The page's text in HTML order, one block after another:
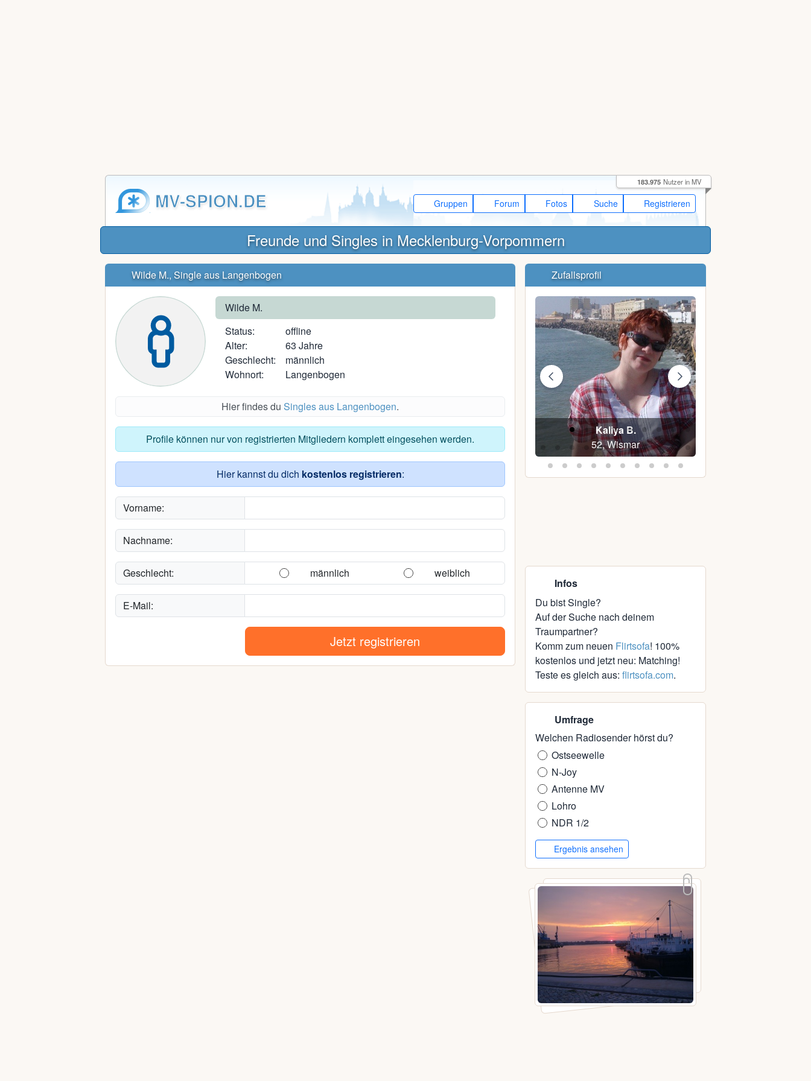
MV-SPION.DE Gruppen Forum Fotos Suche Registrieren
183.975 Nutzer in MV
Freunde und Singles in Mecklenburg-Vorpommern
Wilde M., Single aus Langenbogen
Wilde M.
Status:
offline
Alter:
63 Jahre
Geschlecht:
männlich
Wohnort:
Langenbogen
Hier findes du Singles aus Langenbogen.
Profile können nur von registrierten Mitgliedern komplett eingesehen werden.
Hier kannst du dich kostenlos registrieren:
Vorname:
Nachname:
Geschlecht: männlich weiblich
E-Mail:
Jetzt registrieren
Zufallsprofil
Kaliya B.
52, Wismar
Dave K.
33, Carlow
Infos
Du bist Single?
Auf der Suche nach deinem
Traumpartner?
Komm zum neuen Flirtsofa! 100%
kostenlos und jetzt neu: Matching!
Teste es gleich aus: flirtsofa.com.
Umfrage
Welchen Radiosender hörst du?
Ostseewelle
N-Joy
Antenne MV
Lohro
NDR 1/2
Ergebnis ansehen